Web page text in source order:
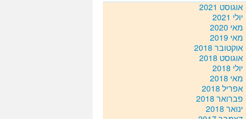
אוגוסט 2021
יולי 2021
מאי 2020
מאי 2019
אוקטובר 2018
אוגוסט 2018
יולי 2018
מאי 2018
אפריל 2018
פברואר 2018
ינואר 2018